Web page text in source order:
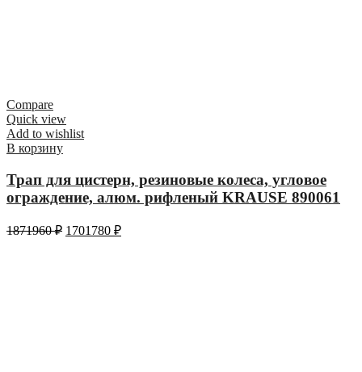
Compare
Quick view
Add to wishlist
В корзину
Трап для цистерн, резиновые колеса, угловое
ограждение, алюм. рифленый KRAUSE 890061
1871960₽ 1701780 ₽